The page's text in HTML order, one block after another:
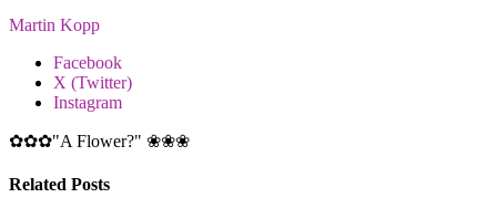
Martin Kopp
Facebook
X (Twitter)
Instagram
✿✿✿"A Flower?" ❀❀❀
Related Posts